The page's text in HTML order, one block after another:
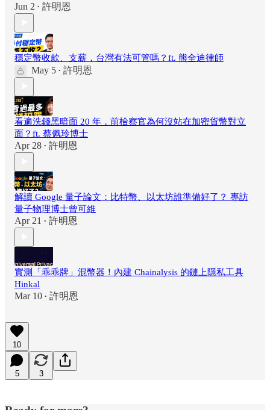
Jun 2 • 許明恩
穩定幣收款、支薪，台灣有法可管嗎？ft. 熊全迪律師
May 5 • 許明恩
看遍洗錢黑暗面 20 年，前檢察官為何沒站在加密貨幣對立
面？ft. 蔡佩玲博士
Apr 28 • 許明恩
解讀 Google 量子論文：比特幣、以太坊誰準備好了？ 專訪
量子物理博士曾可維
Apr 21 • 許明恩
實測「乖乖牌」混幣器！內建 Chainalysis 的鏈上隱私工具
Hinkal
Mar 10 • 許明恩
10
5 3